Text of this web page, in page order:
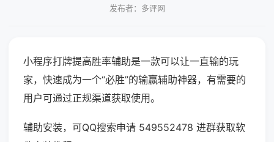
发布者：多评网
小程序打牌提高胜率辅助是一款可以让一直输的玩
家，快速成为一个“必胜”的输赢辅助神器，有需要的
用户可通过正规渠道获取使用。
辅助安装，可QQ搜索申请 549552478 进群获取软